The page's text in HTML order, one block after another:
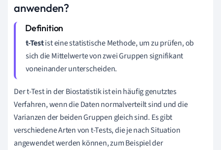
anwenden?
t-Testist eine statistische Methode, um zu prüfen, ob
sich die Mittelwerte von zwei Gruppen signifikant
voneinander unterscheiden.
Der t-Test in der Biostatistik ist ein häufig genutztes
Verfahren, wenn die Daten normalverteilt sind und die
Varianzen der beiden Gruppen gleich sind. Es gibt
verschiedene Arten von t-Tests, die je nach Situation
angewendet werden können, zum Beispiel der